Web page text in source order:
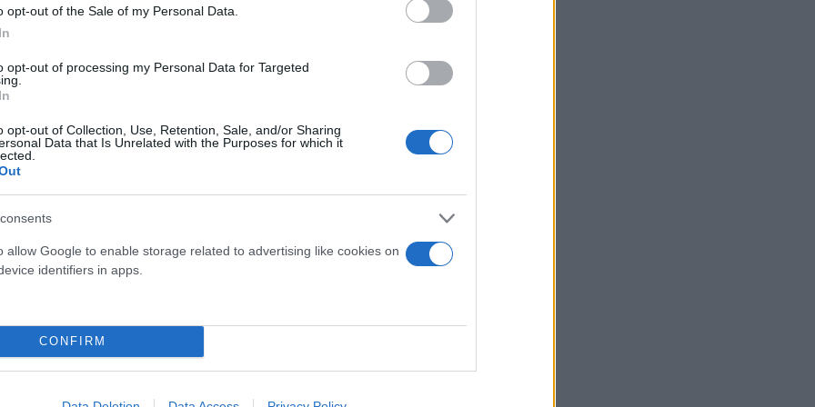
opt-out of the Sale of my Personal Data.
opt-out of processing my Personal Data for Targeted
opt-out of Collection, Use, Retention, Sale, and/or Sharing
Data that Is Unrelated with the Purposes for which it
allow Google to enable storage related to advertising like cookies on
identifiers in apps.
CONFIRM
να εξαργυρωθούν από τους δικαιούχους από τα μέσα
στην ηλεκτρονική πλατφόρμαvouchers.gov.gr, η οποία
θα έχουν αναδειχθεί δικαιούχοι στην ηλεκτρονική κλήρωση
για τη διάθεση των πρώτων 200.000 ψηφιακών
Flash.grστην αναζήτηση τηςGoogle